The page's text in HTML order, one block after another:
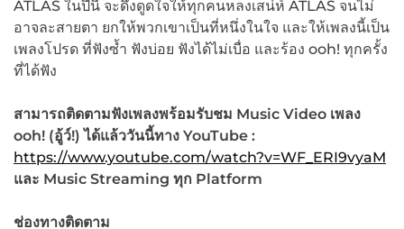
ATLAS ในปีนี้ จะดึงดูดใจให้ทุกคนหลงเสน่ห์ ATLAS จนไม่
อาจละสายตา ยกให้พวกเขาเป็นที่หนึ่งในใจ และให้เพลงนี้เป็น
เพลงโปรด ที่ฟังซ้ำ ฟังบ่อย ฟังได้ไม่เบื่อ และร้อง ooh! ทุกครั้ง
ที่ได้ฟัง
สามารถติดตามฟังเพลงพร้อมรับชม Music Video เพลง
ooh! (อู้ว์!)ได้แล้ววันนี้ทาง YouTube :
https://www.youtube.com/watch?v=WF_ERI9vyaM
และ Music Streaming ทุก Platform
ช่องทางติดตาม